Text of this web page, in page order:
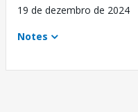
19 de dezembro de 2024
Notes